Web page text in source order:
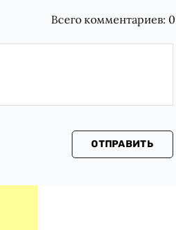
Всего комментариев: 0
ОТПРАВИТЬ